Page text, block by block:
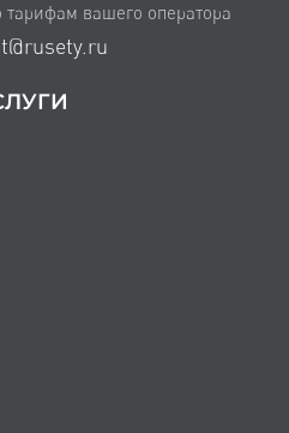
тарифам вашего оператора